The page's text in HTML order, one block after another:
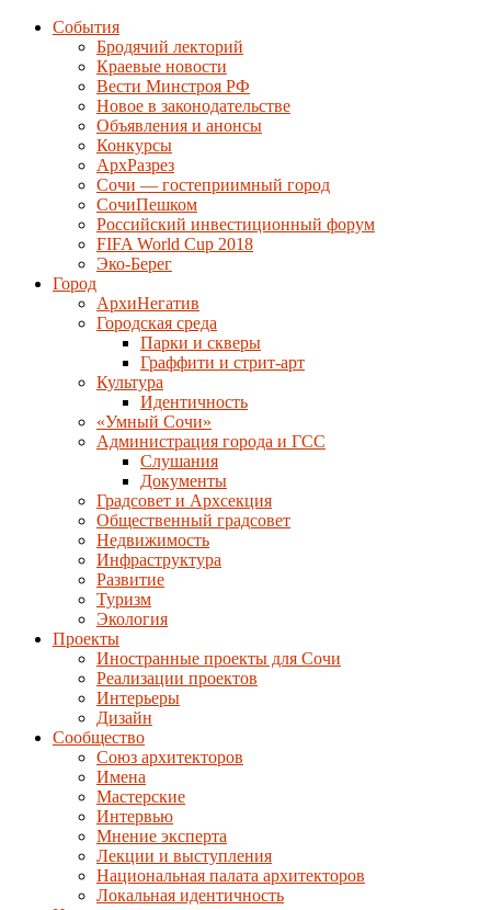
События
Бродячий лекторий
Краевые новости
Вести Минстроя РФ
Новое в законодательстве
Объявления и анонсы
Конкурсы
АрхРазрез
Сочи — гостеприимный город
СочиПешком
Российский инвестиционный форум
FIFA World Cup 2018
Эко-Берег
Город
АрхиНегатив
Городская среда
Парки и скверы
Граффити и стрит-арт
Культура
Идентичность
«Умный Сочи»
Администрация города и ГСС
Слушания
Документы
Градсовет и Архсекция
Общественный градсовет
Недвижимость
Инфраструктура
Развитие
Туризм
Экология
Проекты
Иностранные проекты для Сочи
Реализации проектов
Интерьеры
Дизайн
Сообщество
Союз архитекторов
Имена
Мастерские
Интервью
Мнение эксперта
Лекции и выступления
Национальная палата архитекторов
Локальная идентичность